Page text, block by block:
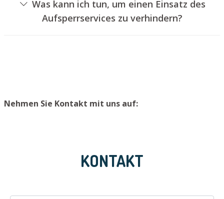
Schloss aufzubohren. Wir bauen Ihnen jedoch einen
neuen Zylinder ein, sodass die Tür wieder
Was kann ich tun, um einen Einsatz des
Aufsperrservices zu verhindern?
Nehmen Sie Kontakt mit uns auf:
KONTAKT